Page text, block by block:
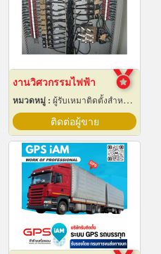
งานวิศวกรรมไฟฟ้า
หมวดหมู่ : ผู้รับเหมาติดตั้งสำหรับบ้านและโรงงานไฟฟ้า
ติดต่อผู้ขาย